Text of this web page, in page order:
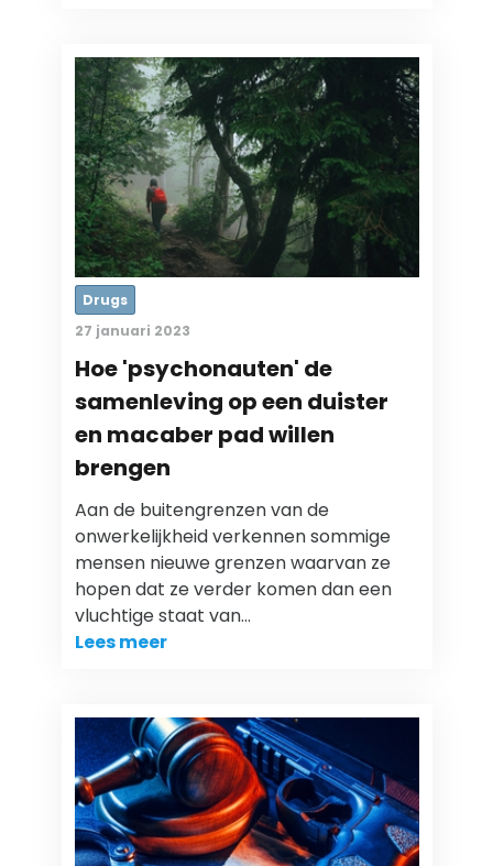
Drugs
27 januari 2023
Hoe 'psychonauten' de
samenleving op een duister
en macaber pad willen
brengen
Aan de buitengrenzen van de
onwerkelijkheid verkennen sommige
mensen nieuwe grenzen waarvan ze
hopen dat ze verder komen dan een
vluchtige staat van…
Lees meer